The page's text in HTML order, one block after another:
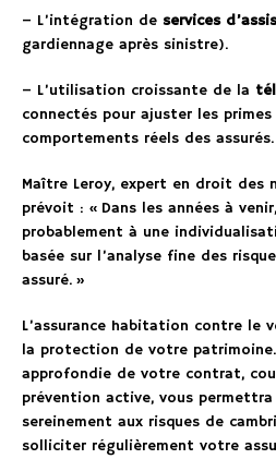
– L’intégration de services
gardiennage après sinistre).
– L’utilisation croissante de la
connectés pour ajuster les
comportements réels des assurés.
Maître Leroy, expert en droit des
prévoit : « Dans les années à
probablement à une
basée sur l’analyse fine des
assuré. »
L’assurance habitation contre le
la protection de votre patrimoine.
approfondie de votre contrat,
prévention active, vous
sereinement aux risques de
solliciter régulièrement votre